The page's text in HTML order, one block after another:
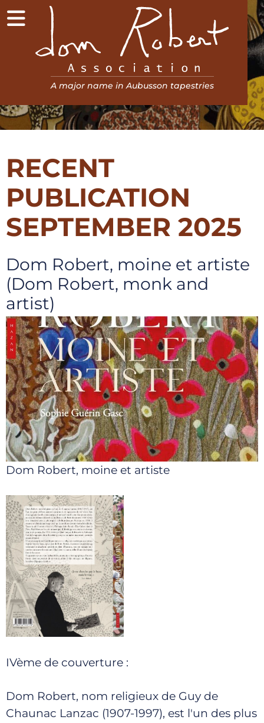
Menu
Association Dom Robert
A major name in Aubusson tapestries
RECENT
PUBLICATION
SEPTEMBER 2025
Dom Robert, moine et artiste
(Dom Robert, monk and
artist)
Dom Robert, moine et artiste
IVème de couverture :
Dom Robert, nom religieux de Guy de
Chaunac Lanzac (1907-1997), est l'un des plus